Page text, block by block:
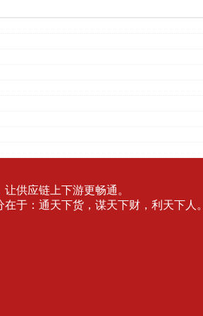
供应链上下游更畅通。
于：通天下货，谋天下财，利天下人。